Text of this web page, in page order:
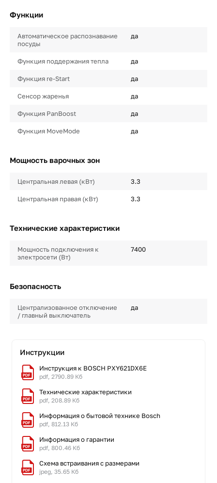
Функции
Автоматическое распознавание
посуды
да
Функция поддержания тепла да
Функция re-Start да
Сенсор жаренья да
Функция PanBoost да
Функция MoveMode да
Мощность варочных зон
Центральная левая (кВт) 3.3
Центральная правая (кВт) 3.3
Технические характеристики
Мощность подключения к
электросети (Вт)
7400
Безопасность
Централизованное отключение
/ главный выключатель
да
Инструкции
Инструкция к BOSCH PXY621DX6E
pdf, 2790.89 Кб
Технические характеристики
pdf, 208.89 Кб
Информация о бытовой технике Bosch
pdf, 812.13 Кб
Информация о гарантии
pdf, 800.46 Кб
Схема встраивания с размерами
jpeg, 35.65 Кб